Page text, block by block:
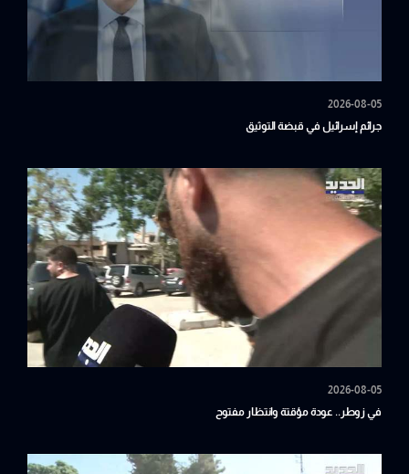
2026-08-05
جرائم إسرائيل في قبضة التوثيق
2026-08-05
في زوطر.. عودة مؤقتة وانتظار مفتوح